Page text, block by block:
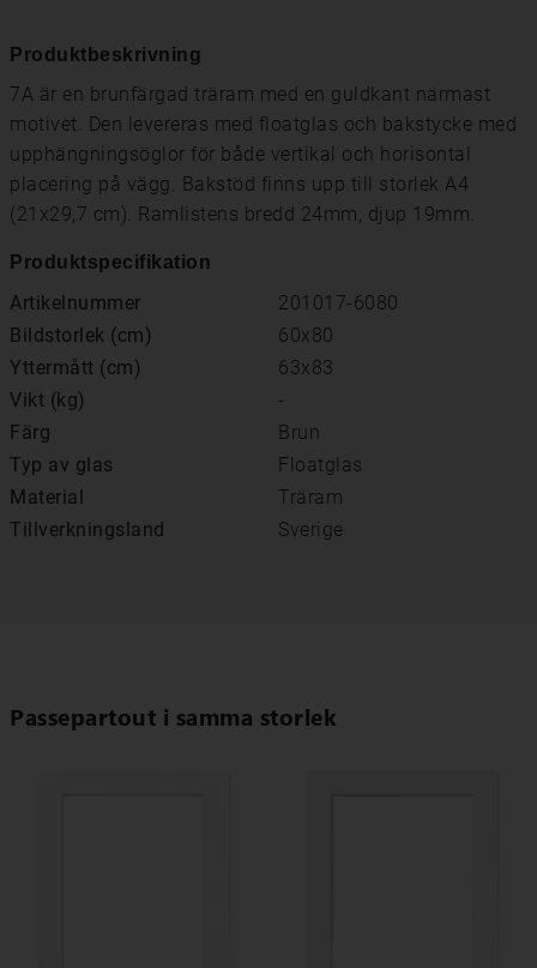
Produktbeskrivning
7A är en brunfärgad träram med en guldkant närmast
motivet. Den levereras med floatglas och bakstycke med
upphängningsöglor för både vertikal och horisontal
placering på vägg. Bakstöd finns upp till storlek A4
(21x29,7 cm). Ramlistens bredd 24mm, djup 19mm.
Produktspecifikation
Artikelnummer
201017-6080
Bildstorlek (cm)
60x80
Yttermått (cm)
63x83
Vikt (kg)
-
Färg
Brun
Typ av glas
Floatglas
Material
Träram
Tillverkningsland
Sverige
Passepartout i samma storlek